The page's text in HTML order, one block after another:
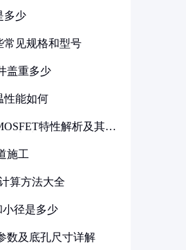
多少
常见规格和型号
盖重多少
性能如何
特性解析及其在
施工
算方法大全
径是多少
数及底孔尺寸详解